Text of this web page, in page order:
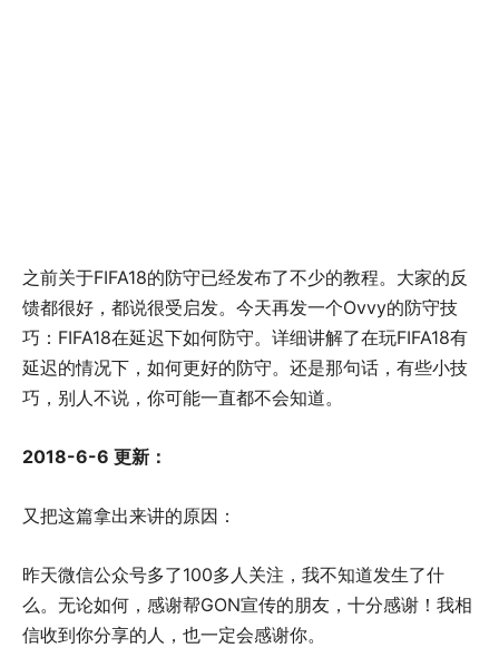
之前关于FIFA18的防守已经发布了不少的教程。大家的反
馈都很好，都说很受启发。今天再发一个Ovvy的防守技
巧：FIFA18在延迟下如何防守。详细讲解了在玩FIFA18有
延迟的情况下，如何更好的防守。还是那句话，有些小技
巧，别人不说，你可能一直都不会知道。
2018-6-6 更新：
又把这篇拿出来讲的原因：
昨天微信公众号多了100多人关注，我不知道发生了什
么。无论如何，感谢帮GON宣传的朋友，十分感谢！我相
信收到你分享的人，也一定会感谢你。